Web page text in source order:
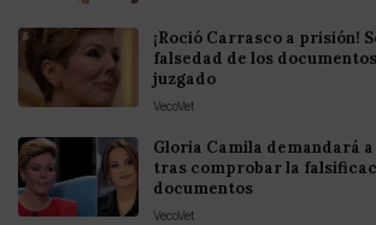
¡Roció Carrasco a prisión!
falsedad de los
juzgado
VecoVet
Gloria Camila demandará
tras comprobar la
documentos
VecoVet